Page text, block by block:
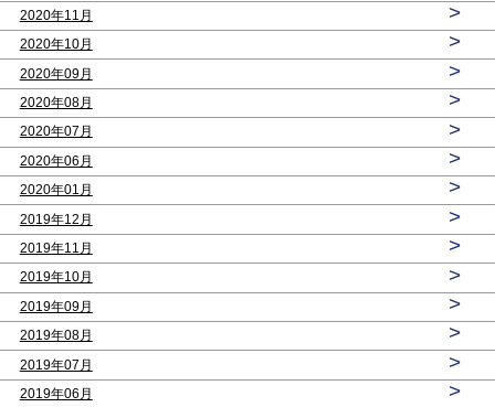
2020年11月 >
2020年10月 >
2020年09月 >
2020年08月 >
2020年07月 >
2020年06月 >
2020年01月 >
2019年12月 >
2019年11月 >
2019年10月 >
2019年09月 >
2019年08月 >
2019年07月 >
2019年06月 >